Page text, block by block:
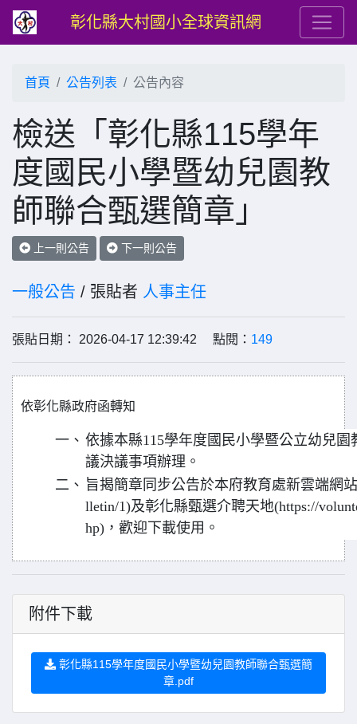
彰化縣大村國小全球資訊網
首頁 公告列表 公告內容
檢送「彰化縣115學年
度國民小學暨幼兒園教
師聯合甄選簡章」
上一則公告 下一則公告
一般公告 / 張貼者 人事主任
張貼日期： 2026-04-17 12:39:42 點閱： 149
依彰化縣政府函轉知
一、 依據本縣115學年度國民小學暨公立幼兒
議決議事項辦理。
二、 旨揭簡章同步公告於本府教育處新雲端網站
lletin/1)及彰化縣甄選介聘天地(https://
hp)，歡迎下載使用。
附件下載
彰化縣115學年度國民小學暨幼兒園教師聯合甄選簡
章.pdf